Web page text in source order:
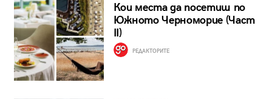
Кои места да посетиш по
Южното Черноморие (Част
II)
РЕДАКТОРИТЕ